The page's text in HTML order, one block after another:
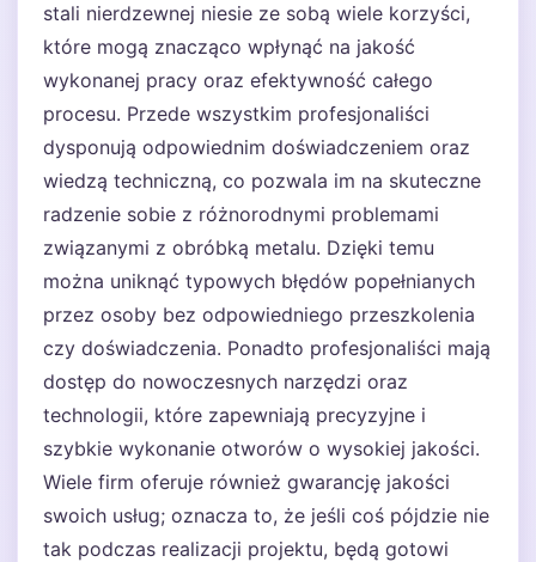
stali nierdzewnej niesie ze sobą wiele korzyści,
które mogą znacząco wpłynąć na jakość
wykonanej pracy oraz efektywność całego
procesu. Przede wszystkim profesjonaliści
dysponują odpowiednim doświadczeniem oraz
wiedzą techniczną, co pozwala im na skuteczne
radzenie sobie z różnorodnymi problemami
związanymi z obróbką metalu. Dzięki temu
można uniknąć typowych błędów popełnianych
przez osoby bez odpowiedniego przeszkolenia
czy doświadczenia. Ponadto profesjonaliści mają
dostęp do nowoczesnych narzędzi oraz
technologii, które zapewniają precyzyjne i
szybkie wykonanie otworów o wysokiej jakości.
Wiele firm oferuje również gwarancję jakości
swoich usług; oznacza to, że jeśli coś pójdzie nie
tak podczas realizacji projektu, będą gotowi